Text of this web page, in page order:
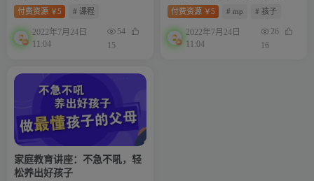
付费资源 ￥5 # 课程
2022年7月24日
11:04
54
15
座付费资源 ￥5 # mp # 孩子
2022年7月24日
11:04
26
16
家庭教育讲座：不急不吼，轻
松养出好孩子